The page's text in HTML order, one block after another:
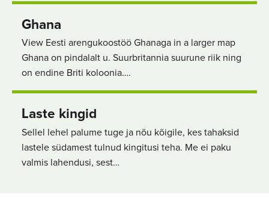
Ghana
View Eesti arengukoostöö Ghanaga in a larger map
Ghana on pindalalt u. Suurbritannia suurune riik ning
on endine Briti koloonia….
Laste kingid
Sellel lehel palume tuge ja nõu kõigile, kes tahaksid
lastele südamest tulnud kingitusi teha. Me ei paku
valmis lahendusi, sest…